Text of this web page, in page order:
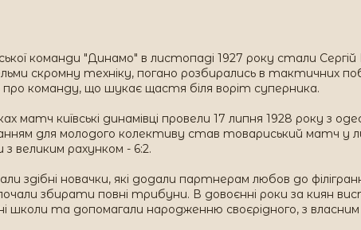
команди "Динамо" в листопаді 1927 року стали
скромну техніку, погано розбирались в тактичних
про команду, що шукає щастя біля воріт суперника.
матч київські динамівці провели 17 липня 1928 року з
для молодого колективу став товариський матч у
з великим рахунком - 6:2.
здібні новачки, які додали партнерам любов до
збирати повні трибуни. В довоєнні роки за киян
школи та допомагали народженню своєрідного, з